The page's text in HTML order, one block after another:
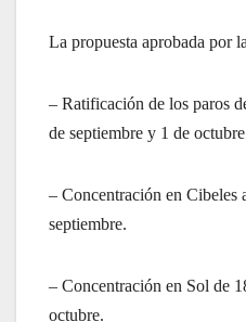
La propuesta aprobada por
– Ratificación de los paros
de septiembre y 1 de
– Concentración en Cibeles
septiembre.
– Concentración en Sol de
octubre.